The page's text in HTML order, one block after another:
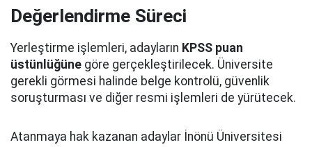
Değerlendirme Süreci
Yerleştirme işlemleri, adayların KPSS puan
üstünlüğüne göre gerçekleştirilecek. Üniversite
gerekli görmesi halinde belge kontrolü, güvenlik
soruşturması ve diğer resmi işlemleri de yürütecek.
Atanmaya hak kazanan adaylar İnönü Üniversitesi